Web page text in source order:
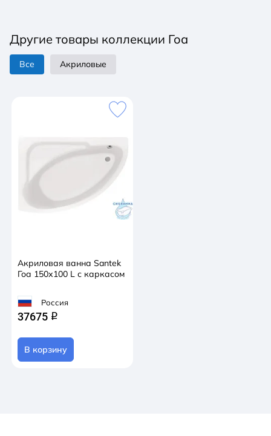
Другие товары коллекции Гоа
Все Акриловые
Акриловая ванна Santek
Гоа 150х100 L с каркасом
Россия
37675 q
В корзину